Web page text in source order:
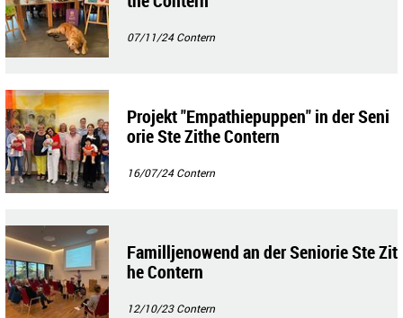
07/11/24Contern
Projekt "Empathiepuppen" in der Seni
orie Ste Zithe Contern
16/07/24Contern
Familljenowend an der Seniorie Ste Zit
he Contern
12/10/23Contern